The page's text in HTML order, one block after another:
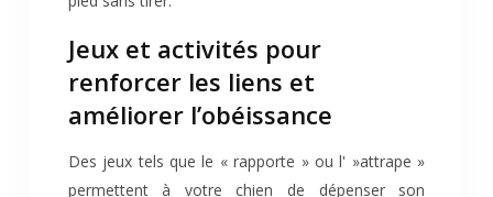
Jeux et activités pour
renforcer les liens et
améliorer l’obéissance
Des jeux tels que le « rapporte » ou l' »attrape »
permettent à votre chien de dépenser son